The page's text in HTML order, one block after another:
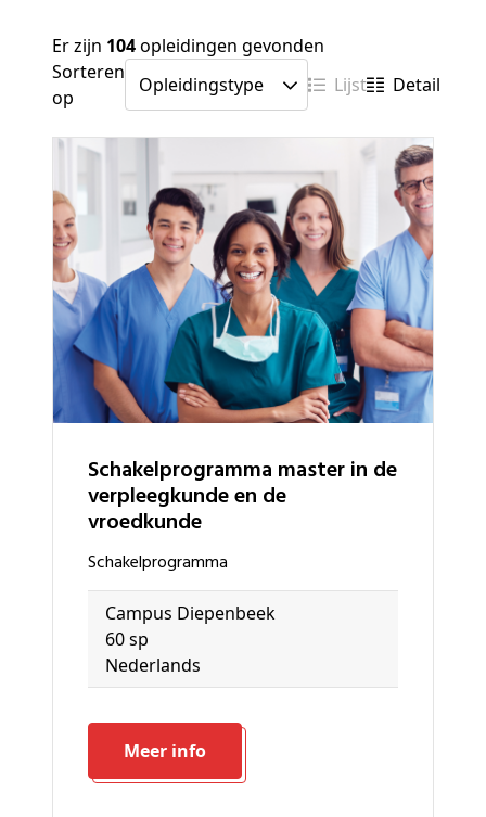
Er zijn 104opleidingen gevonden
Sorteren
op
Lijst Detail
schakelprogramma master in de
verpleegkunde en de
vroedkunde
schakelprogramma
Campus Diepenbeek
60 sp
Nederlands
Meer info